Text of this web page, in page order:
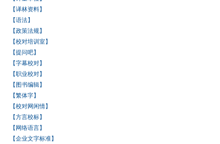
【译林资料】
【语法】
【政策法规】
【校对培训室】
【提问吧】
【字幕校对】
【职业校对】
【图书编辑】
【繁体字】
【校对网闲情】
【方言校标】
【网络语言】
【企业文字标准】